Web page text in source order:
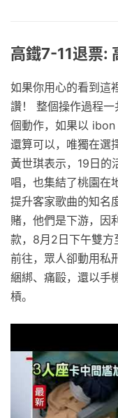
高鐵7-11退票:
如果你用心的看到這
讚！ 整個操作過程
個動作，如果以
還算可以，唯獨在選
黃世琪表示，19日的
唱，也集結了桃園在
提升客家歌曲的知名
賭，他們是下游，因
款，8月2日下午雙方
前往，眾人卻動用私
綑綁、痛毆，還以手
槓。